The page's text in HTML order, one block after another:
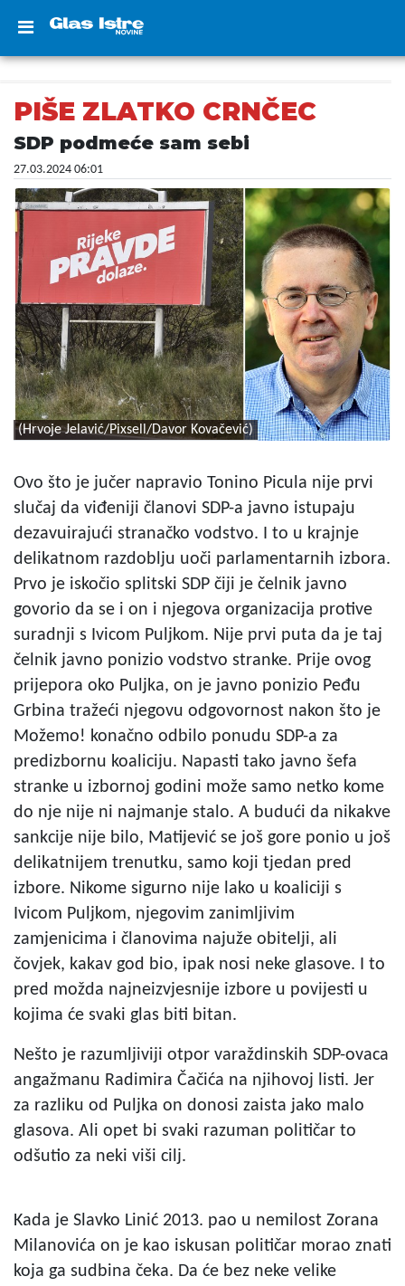
PIŠE ZLATKO CRNČEC
SDP podmeće sam sebi
27.03.2024 06:01
(Hrvoje Jelavić/Pixsell/Davor Kovačević)
Ovo što je jučer napravio Tonino Picula nije prvi
slučaj da viđeniji članovi SDP-a javno istupaju
dezavuirajući stranačko vodstvo. I to u krajnje
delikatnom razdoblju uoči parlamentarnih izbora.
Prvo je iskočio splitski SDP čiji je čelnik javno
govorio da se i on i njegova organizacija protive
suradnji s Ivicom Puljkom. Nije prvi puta da je taj
čelnik javno ponizio vodstvo stranke. Prije ovog
prijepora oko Puljka, on je javno ponizio Peđu
Grbina tražeći njegovu odgovornost nakon što je
Možemo! konačno odbilo ponudu SDP-a za
predizbornu koaliciju. Napasti tako javno šefa
stranke u izbornoj godini može samo netko kome
do nje nije ni najmanje stalo. A budući da nikakve
sankcije nije bilo, Matijević se još gore ponio u još
delikatnijem trenutku, samo koji tjedan pred
izbore. Nikome sigurno nije lako u koaliciji s
Ivicom Puljkom, njegovim zanimljivim
zamjenicima i članovima najuže obitelji, ali
čovjek, kakav god bio, ipak nosi neke glasove. I to
pred možda najneizvjesnije izbore u povijesti u
kojima će svaki glas biti bitan.
Nešto je razumljiviji otpor varaždinskih SDP-ovaca
angažmanu Radimira Čačića na njihovoj listi. Jer
za razliku od Puljka on donosi zaista jako malo
glasova. Ali opet bi svaki razuman političar to
odšutio za neki viši cilj.
Kada je Slavko Linić 2013. pao u nemilost Zorana
Milanovića on je kao iskusan političar morao znati
koja ga sudbina čeka. Da će bez neke velike